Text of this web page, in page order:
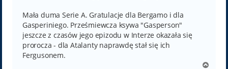
Mała duma Serie A. Gratulacje dla Bergamo i dla
Gasperiniego. Prześmiewcza ksywa "Gasperson"
jeszcze z czasów jego epizodu w Interze okazała się
prorocza - dla Atalanty naprawdę stał się ich
Fergusonem.